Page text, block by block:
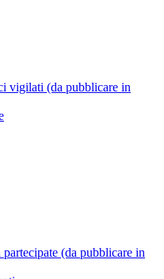
vigilati (da pubblicare in
partecipate (da pubblicare in